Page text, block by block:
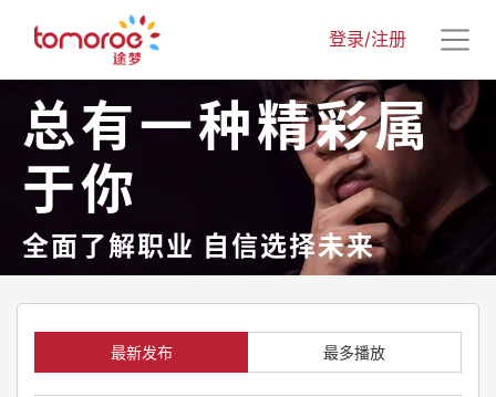
登录/注册
总有一种精彩属
于你
全面了解职业 自信选择未来
最新发布 最多播放